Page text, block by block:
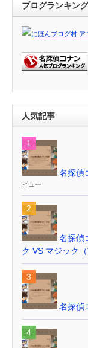
ブログランキング
人気記事
名探偵
ビュー
名探偵
ク VS マジック（
名探偵